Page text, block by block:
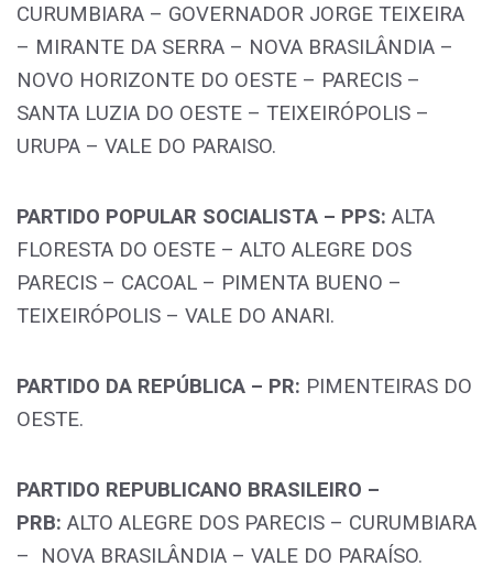
CURUMBIARA – GOVERNADOR JORGE TEIXEIRA
– MIRANTE DA SERRA – NOVA BRASILÂNDIA –
NOVO HORIZONTE DO OESTE – PARECIS –
SANTA LUZIA DO OESTE – TEIXEIRÓPOLIS –
URUPA – VALE DO PARAISO.
PARTIDO POPULAR SOCIALISTA – PPS: ALTA
FLORESTA DO OESTE – ALTO ALEGRE DOS
PARECIS – CACOAL – PIMENTA BUENO –
TEIXEIRÓPOLIS – VALE DO ANARI.
PARTIDO DA REPÚBLICA – PR: PIMENTEIRAS DO
OESTE.
PARTIDO REPUBLICANO BRASILEIRO –
PRB: ALTO ALEGRE DOS PARECIS – CURUMBIARA
– NOVA BRASILÂNDIA – VALE DO PARAÍSO.